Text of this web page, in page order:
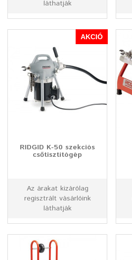
láthatják
AKCIÓ
RIDGID K-50 szekciós
csőtisztítógép
Az árakat kizárólag
regisztrált vásárlóink
láthatják